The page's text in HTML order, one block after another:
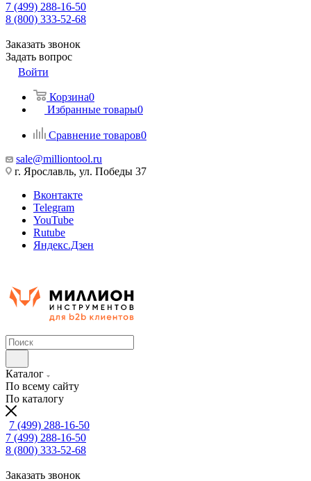
7 (499) 288-16-50
8 (800) 333-52-68
Заказать звонок
Задать вопрос
Войти
Корзина0
Избранные товары0
Сравнение товаров0
sale@milliontool.ru
г. Ярославль, ул. Победы 37
Вконтакте
Telegram
YouTube
Rutube
Яндекс.Дзен
Каталог
По всему сайту
По каталогу
7 (499) 288-16-50
7 (499) 288-16-50
8 (800) 333-52-68
Заказать звонок